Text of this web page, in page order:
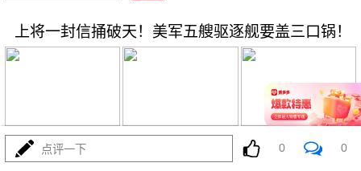
上将一封信捅破天！美军五艘驱逐舰要盖三口锅！
最热
点评一下 0 0